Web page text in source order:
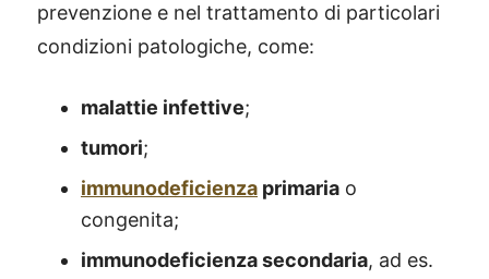
prevenzione e nel trattamento di particolari
condizioni patologiche, come:
malattie infettive;
tumori;
immunodeficienza primaria o
congenita;
immunodeficienza secondaria, ad es.